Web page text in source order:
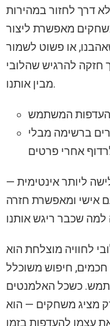
דרך לחזור במהירות
מאפשרת ליצור
או פשוט לשמור
חזקה להרגיש שהלובי
מבין אותנו.
ברשימה מבלי
ליותר אינטימית —
אישי ומאפשרת חזרה
לחוויה מוצלחת הוא
חכמים, חיפוש משוכלל
כשכל האלמנטים
מציג משחקים — הוא
עצמו להעדפות בזמן